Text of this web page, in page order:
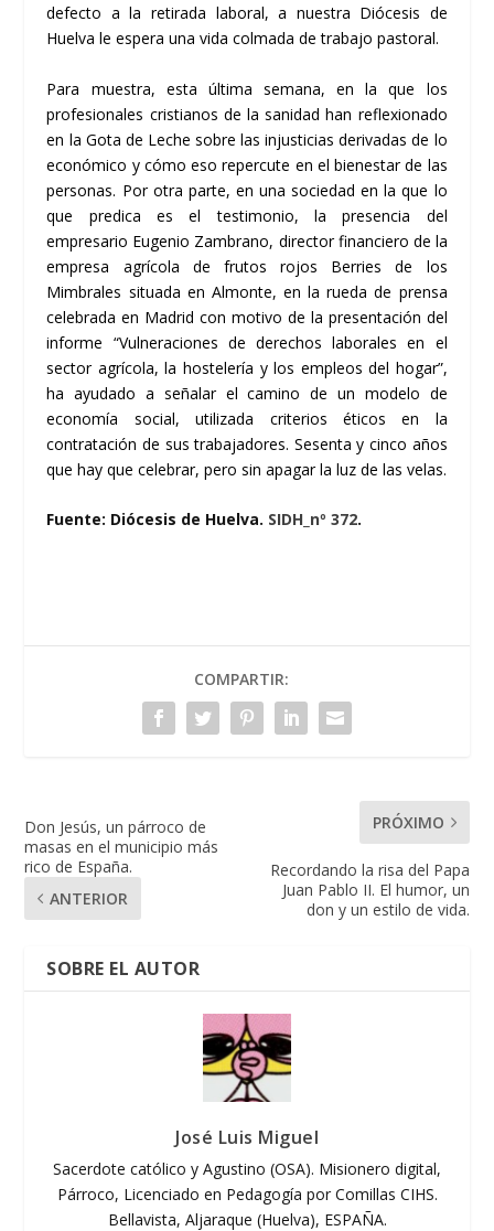
defecto a la retirada laboral, a nuestra Diócesis de
Huelva le espera una vida colmada de trabajo pastoral.
Para muestra, esta última semana, en la que los
profesionales cristianos de la sanidad han reflexionado
en la Gota de Leche sobre las injusticias derivadas de lo
económico y cómo eso repercute en el bienestar de las
personas. Por otra parte, en una sociedad en la que lo
que predica es el testimonio, la presencia del
empresario Eugenio Zambrano, director financiero de la
empresa agrícola de frutos rojos Berries de los
Mimbrales situada en Almonte, en la rueda de prensa
celebrada en Madrid con motivo de la presentación del
informe “Vulneraciones de derechos laborales en el
sector agrícola, la hostelería y los empleos del hogar”,
ha ayudado a señalar el camino de un modelo de
economía social, utilizada criterios éticos en la
contratación de sus trabajadores. Sesenta y cinco años
que hay que celebrar, pero sin apagar la luz de las velas.
Fuente: Diócesis de Huelva. SIDH_nº 372.
COMPARTIR:
Don Jesús, un párroco de
masas en el municipio más
rico de España.
ANTERIOR
PRÓXIMO
Recordando la risa del Papa
Juan Pablo II. El humor, un
don y un estilo de vida.
SOBRE EL AUTOR
José Luis Miguel
Sacerdote católico y Agustino (OSA). Misionero digital,
Párroco, Licenciado en Pedagogía por Comillas CIHS.
Bellavista, Aljaraque (Huelva), ESPAÑA.